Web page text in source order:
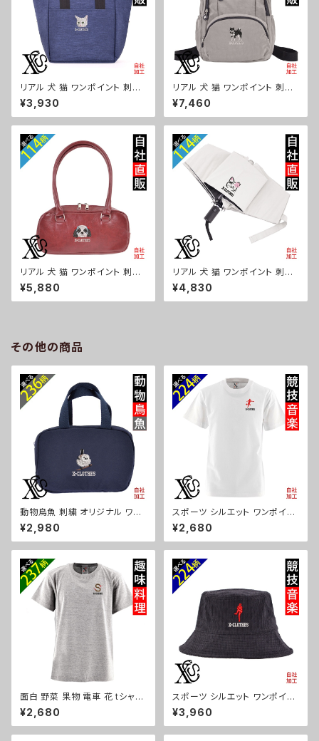
リアル 犬 猫 ワンポイント 刺繍
保冷保温 ランチバッグ 買い物バ
ッグ トートバッグ レディース メ
ンズ おしゃれ 雑貨 グッズ 自社
シーズー シュナウザー パグ ビ
ションフリーゼ ori-a-bg179-
b10-s
¥3,930
リアル 犬 猫 ワンポイント 刺繍
撥水 リュック レディース 大容量
8ポケット ナイロン 軽量 軽い
おしゃれ 雑貨 グッズ 自社ブラン
ー シュナウザー パグ ビションフ
リーゼ ori-a-bg178-b10-s
¥7,460
リアル 犬 猫 ワンポイント 刺繍
上品なシボ感 横長ショルダーバ
ッグ レディース ミニボストン 軽
量 雑貨 グッズ 自社ブランド 柄
¥5,880
リアル 犬 猫 ワンポイント 刺繍
【形状記憶+自動開閉】 折りたた
み傘 レディース メンズ 55cm
晴雨兼用 UVカット99.9％ 一級
¥4,830
その他の商品
動物鳥魚 刺繍 オリジナル ワン
ポイント 保温保冷ミニバッグ エ
コバッグ 軽量 バッグインバッグ
レディース メンズ 雑貨 グッズ
マス ori-a-bg115-b06-s
¥2,980
スポーツ シルエット ワンポイン
ト 刺繍 プレゼント 5.6oz オリ
ジナル 半袖 Tシャツ メンズ ロ
ゴ おしゃれ tシャツ 無地 カット
自社ブランド 父の日 お祭り トッ
プス グッズ 文字 面白い おもし
ろ 卒団 記念品 部活 卒業 ori-a
m-tst2-g08-s
¥2,680
面白 野菜 果物 電車 花 tシャツ
リアル 刺繍 プレゼント 5.6oz
オリジナル 半袖 Tシャツ メンズ
ワンポイント ロゴ おしゃれ 無
¥2,680
スポーツ シルエット ワンポイン
ト 刺繍 コーデュロイ バケットハ
ット メンズ レディース 帽子 自
社ブランド ロゴ グッズ 柄 サッカ
¥3,960